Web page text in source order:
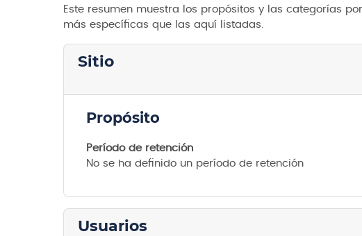
Este resumen muestra los propósitos y las categorías
más específicas que las aquí listadas.
Sitio
Propósito
Período de retención
No se ha definido un período de retención
Usuarios